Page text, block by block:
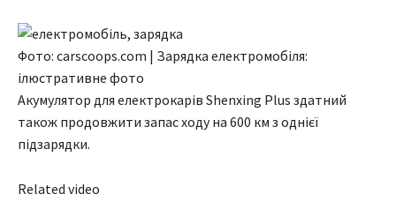
Фото: carscoops.com | Зарядка електромобіля:
ілюстративне фото
Акумулятор для електрокарів Shenxing Plus здатний
також продовжити запас ходу на 600 км з однієї
підзарядки.
Related video